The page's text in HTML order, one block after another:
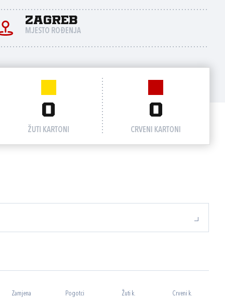
Zagreb
MJESTO ROĐENJA
0
ŽUTI KARTONI
0
CRVENI KARTONI
Zamjena Pogotci Žuti k. Crveni k.